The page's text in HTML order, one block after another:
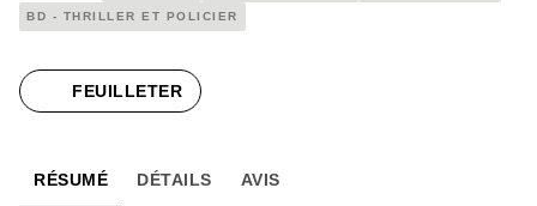
BD - THRILLER ET POLICIER
FEUILLETER
RÉSUMÉ DÉTAILS AVIS